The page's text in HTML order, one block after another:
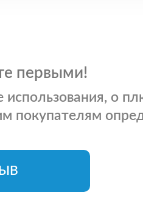
первыми!
о
покупателям